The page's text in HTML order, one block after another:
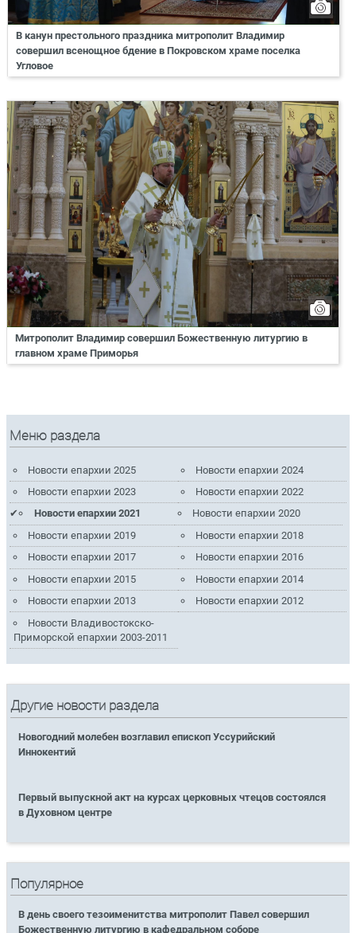
В канун престольного праздника митрополит Владимир
совершил всенощное бдение в Покровском храме поселка
Угловое
Митрополит Владимир совершил Божественную литургию в
главном храме Приморья
Меню раздела
Новости епархии 2025
Новости епархии 2024
Новости епархии 2023
Новости епархии 2022
Новости епархии 2021
Новости епархии 2020
Новости епархии 2019
Новости епархии 2018
Новости епархии 2017
Новости епархии 2016
Новости епархии 2015
Новости епархии 2014
Новости епархии 2013
Новости епархии 2012
Новости Владивостокско-
Приморской епархии 2003-2011
Другие новости раздела
Новогодний молебен возглавил епископ Уссурийский
Иннокентий
Первый выпускной акт на курсах церковных чтецов состоялся
в Духовном центре
Популярное
В день своего тезоименитства митрополит Павел совершил
Божественную литургию в кафедральном соборе